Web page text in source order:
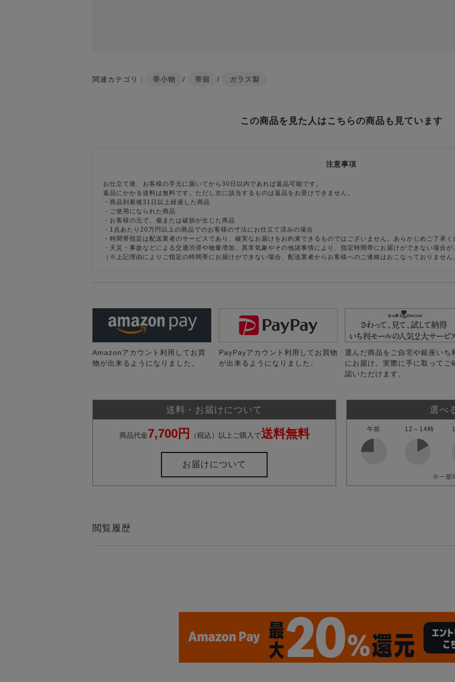
関連カテゴリ： 帯小物 / 帯留 / ガラス製
この商品を見た人はこちらの商品も見ています
注意事項
お仕立て後、お客様の手元に届いてから30日以内であれば返品可能です。
返品にかかる送料は無料です。ただし次に該当するものは返品をお受けできません。
・商品到着後31日以上経過した商品
・ご使用になられた商品
・お客様の元で、傷または破損が生じた商品
・1点あたり20万円以上の商品でのお客様の寸法にお仕立て済みの場合
・時間帯指定は配送業者のサービスであり、確実なお届けをお約束できるものではございません。あらかじめご了承く
・天災・事故などによる交通渋滞や物量増加、異常気象やその他諸事情により、指定時間帯にお届けができない場合が
（※上記理由によりご指定の時間帯にお届けができない場合、配送業者からお客様へのご連絡はおこなっておりません
Amazonアカウント利用してお買
物が出来るようになりました。
PayPayアカウント利用してお買物
が出来るようになりました。
選んだ商品をご自宅や銀座いち
にお届け。実際に手に取ってご
認いただけます。
送料・お届けについて
商品代金7,700円 （税込）以上ご購入で送料無料
お届けについて
選べ
午前 12～14時
※一部
閲覧履歴